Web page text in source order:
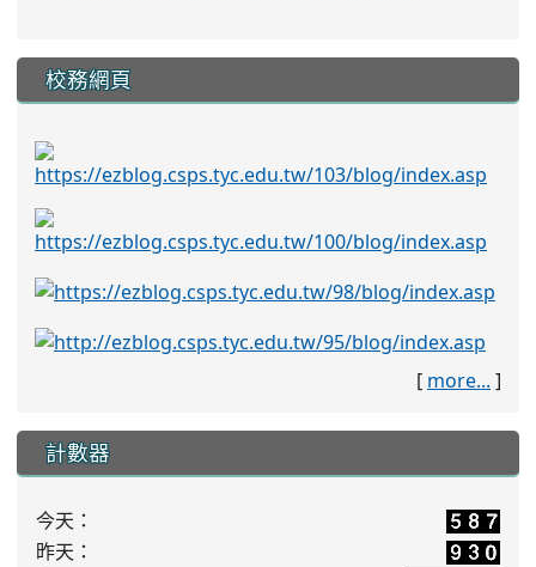
校務網頁
[ more... ]
計數器
今天：
昨天：